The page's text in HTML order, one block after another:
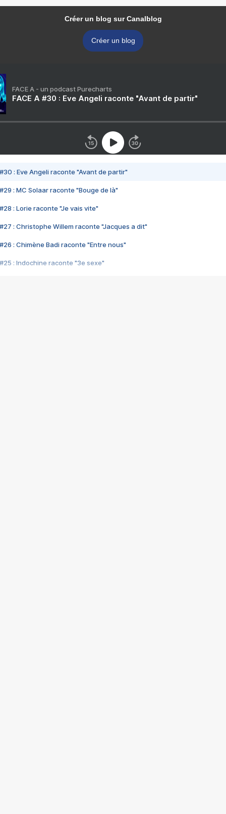
Créer un blog sur Canalblog
Créer un blog
FACE A - un podcast Purecharts
FACE A #30 : Eve Angeli raconte "Avant de partir"
#30 : Eve Angeli raconte "Avant de partir"
#29 : MC Solaar raconte "Bouge de là"
#28 : Lorie raconte "Je vais vite"
#27 : Christophe Willem raconte "Jacques a dit"
#26 : Chimène Badi raconte "Entre nous"
#25 : Indochine raconte "3e sexe"